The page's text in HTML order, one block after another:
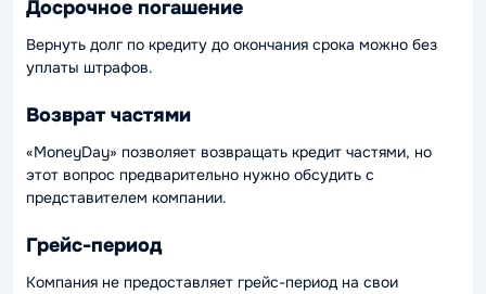
Досрочное погашение
Вернуть долг по кредиту до окончания срока можно без
уплаты штрафов.
Возврат частями
«MoneyDay» позволяет возвращать кредит частями, но
этот вопрос предварительно нужно обсудить с
представителем компании.
Грейс-период
Компания не предоставляет грейс-период на свои